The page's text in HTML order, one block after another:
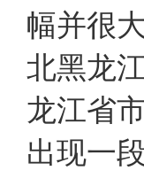
幅并很
北黑龙
龙江省
出现一